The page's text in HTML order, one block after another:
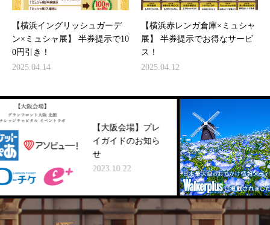
【横浜イングリッシュガーデ
ン×ミュシャ展】 半券提示で10
0円引き！
2025.04.14
【横浜赤レンガ倉庫×ミュシャ
展】 半券提示でお得なサービ
ス！
2025.04.12
【大阪会場】プレ
イガイドのお知ら
2023.10.22